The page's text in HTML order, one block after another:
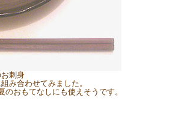
刺身
み合わせてみました。
おもてなしにも使えそうです。